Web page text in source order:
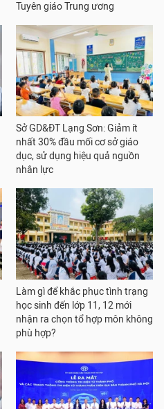
Tuyên giáo Trung ương
Sở GD&ĐT Lạng Sơn: Giảm ít
nhất 30% đầu mối cơ sở giáo
dục, sử dụng hiệu quả nguồn
nhân lực
Làm gì để khắc phục tình trạng
học sinh đến lớp 11, 12 mới
nhận ra chọn tổ hợp môn không
phù hợp?